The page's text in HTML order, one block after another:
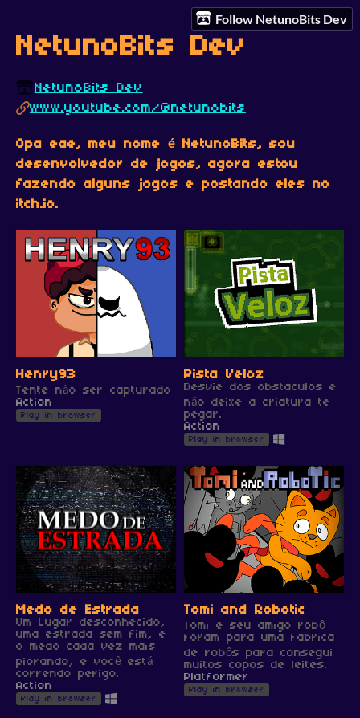
Follow NetunoBits Dev
NetunoBits Dev
NetunoBits Dev
www.youtube.com/@netunobits
Opa eae, meu nome é NetunoBits, sou
desenvolvedor de jogos, agora estou
fazendo alguns jogos e postando eles no
itch.io.
Henry93
Tente não ser capturado
Action
Play in browser
Pista Veloz
Desvie dos obstaculos e
não deixe a criatura te
pegar.
Action
Play in browser
Medo de Estrada
Um Lugar desconhecido,
uma estrada sem fim, e
o medo cada vez mais
piorando, e você está
correndo perigo.
Action
Play in browser
Tomi and Robotic
Tomi e seu amigo robô
foram para uma fabrica
de robôs para consegui
muitos copos de leites.
Platformer
Play in browser